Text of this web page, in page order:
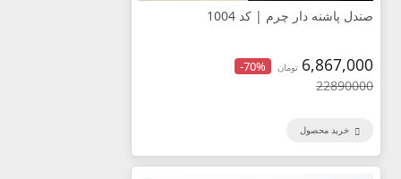
صندل پاشنه دار چرم | کد 1004
6,867,000 تومان -70%
22890000
خرید محصول